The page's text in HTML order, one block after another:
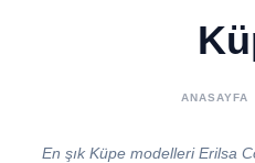
ANASAYFA
En şık Küpe modelleri Erilsa